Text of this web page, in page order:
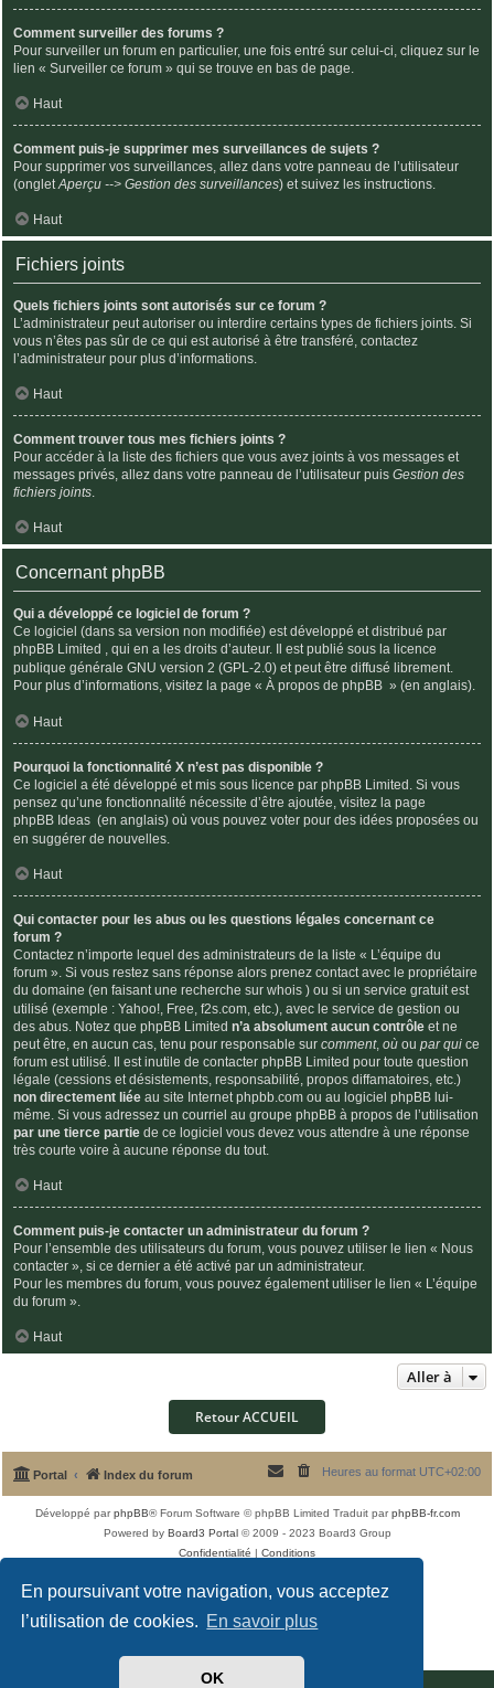
En poursuivant votre navigation, vous acceptez
l’utilisation de cookies. En savoir plus
OK
Comment surveiller des forums ?
Pour surveiller un forum en particulier, une fois entré sur celui-ci, cliquez sur le
lien « Surveiller ce forum » qui se trouve en bas de page.
Haut
Comment puis-je supprimer mes surveillances de sujets ?
Pour supprimer vos surveillances, allez dans votre panneau de l’utilisateur
(ongletAperçu --> Gestion des surveillances) et suivez les instructions.
Haut
Fichiers joints
Quels fichiers joints sont autorisés sur ce forum ?
L’administrateur peut autoriser ou interdire certains types de fichiers joints. Si
vous n’êtes pas sûr de ce qui est autorisé à être transféré, contactez
l’administrateur pour plus d’informations.
Haut
Comment trouver tous mes fichiers joints ?
Pour accéder à la liste des fichiers que vous avez joints à vos messages et
messages privés, allez dans votre panneau de l’utilisateur puis Gestion des
fichiers joints.
Haut
Concernant phpBB
Qui a développé ce logiciel de forum ?
Ce logiciel (dans sa version non modifiée) est développé et distribué par
phpBB Limited , qui en a les droits d’auteur. Il est publié sous la licence
publique générale GNU version 2 (GPL-2.0) et peut être diffusé librement.
Pour plus d’informations, visitez la page « À propos de phpBB » (en anglais).
Haut
Pourquoi la fonctionnalité X n’est pas disponible ?
Ce logiciel a été développé et mis sous licence par phpBB Limited. Si vous
pensez qu’une fonctionnalité nécessite d’être ajoutée, visitez la page
phpBB Ideas (en anglais) où vous pouvez voter pour des idées proposées ou
en suggérer de nouvelles.
Haut
Qui contacter pour les abus ou les questions légales concernant ce
forum ?
Contactez n’importe lequel des administrateurs de la liste « L’équipe du
forum ». Si vous restez sans réponse alors prenez contact avec le propriétaire
du domaine (en faisant une recherche sur whois ) ou si un service gratuit est
utilisé (exemple : Yahoo!, Free, f2s.com, etc.), avec le service de gestion ou
des abus. Notez que phpBB Limited n’a absolument aucun contrôle et ne
peut être, en aucun cas, tenu pour responsable sur comment, où ou par qui ce
forum est utilisé. Il est inutile de contacter phpBB Limited pour toute question
légale (cessions et désistements, responsabilité, propos diffamatoires, etc.)
non directement liée au site Internet phpbb.com ou au logiciel phpBB lui-
même. Si vous adressez un courriel au groupe phpBB à propos de l’utilisation
par une tierce partie de ce logiciel vous devez vous attendre à une réponse
très courte voire à aucune réponse du tout.
Haut
Comment puis-je contacter un administrateur du forum ?
Pour l’ensemble des utilisateurs du forum, vous pouvez utiliser le lien « Nous
contacter », si ce dernier a été activé par un administrateur.
Pour les membres du forum, vous pouvez également utiliser le lien « L’équipe
du forum ».
Haut
Aller à
Retour ACCUEIL
Portal Index du forum Heures au format UTC+02:00
Développé parphpBB® Forum Software © phpBB Limited Traduit parphpBB-fr.com
Powered by Board3 Portal© 2009 - 2023 Board3 Group
Confidentialité | Conditions